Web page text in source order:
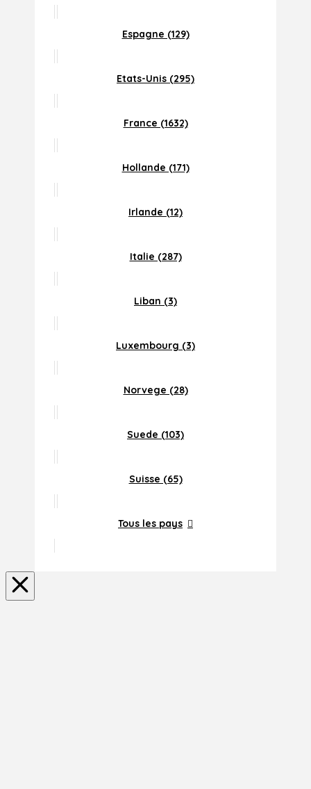
Espagne (129)
Etats-Unis (295)
France (1632)
Hollande (171)
Irlande (12)
Italie (287)
Liban (3)
Luxembourg (3)
Norvege (28)
Suede (103)
Suisse (65)
Tous les pays